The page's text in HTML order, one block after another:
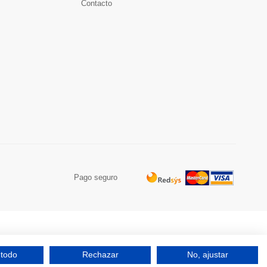
Contacto
Pago seguro
Rechazar No, ajustar